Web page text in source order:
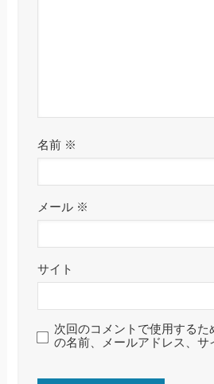
名前 ※
メール ※
サイト
次回のコメントで使用するた
の名前、メールアドレス、サ